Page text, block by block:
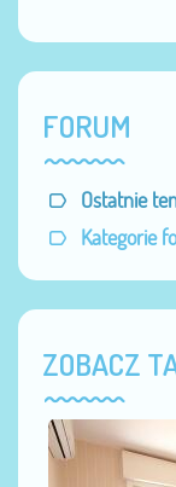
FORUM
Ostatnie
Kategorie
ZOBACZ